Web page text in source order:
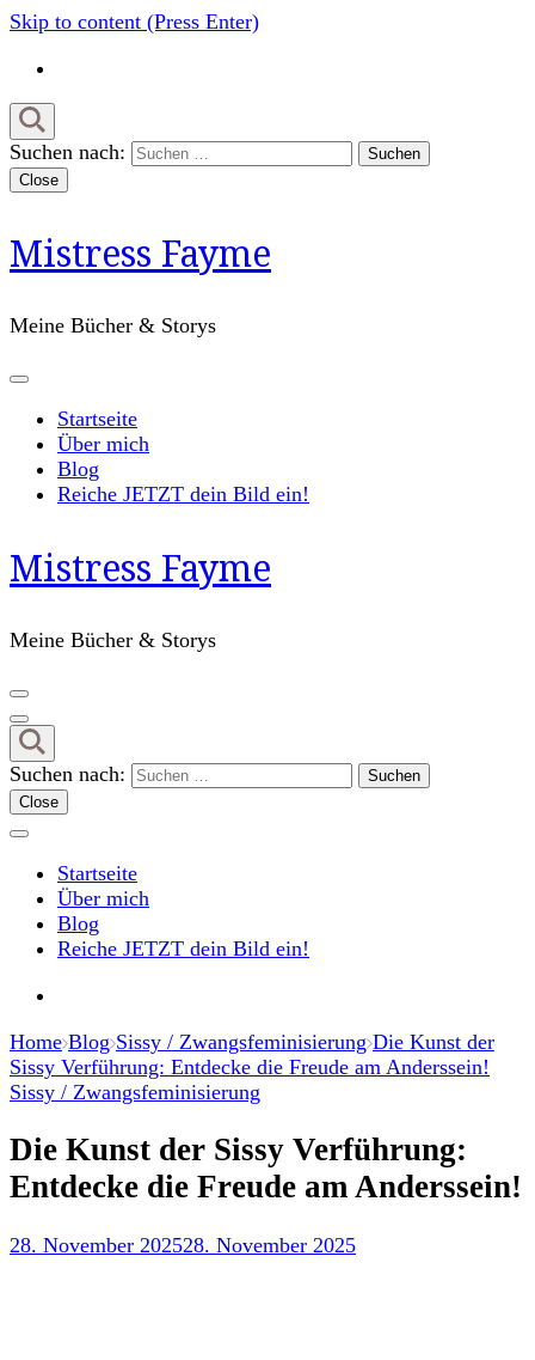
Skip to content (Press Enter)
Suchen nach:
Close
Mistress Fayme
Meine Bücher & Storys
Startseite
Über mich
Blog
Reiche JETZT dein Bild ein!
Mistress Fayme
Meine Bücher & Storys
Suchen nach:
Close
Startseite
Über mich
Blog
Reiche JETZT dein Bild ein!
Home Blog Sissy / Zwangsfeminisierung Die Kunst der
Sissy Verführung: Entdecke die Freude am Anderssein!
Sissy / Zwangsfeminisierung
Die Kunst der Sissy Verführung:
Entdecke die Freude am Anderssein!
28. November 202528. November 2025